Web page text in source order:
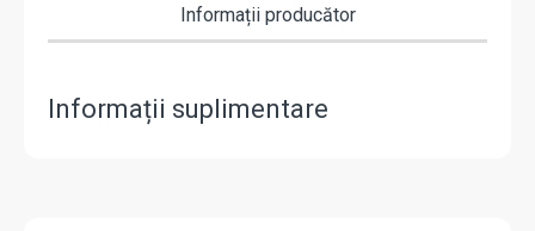
Informații producător
Informații suplimentare